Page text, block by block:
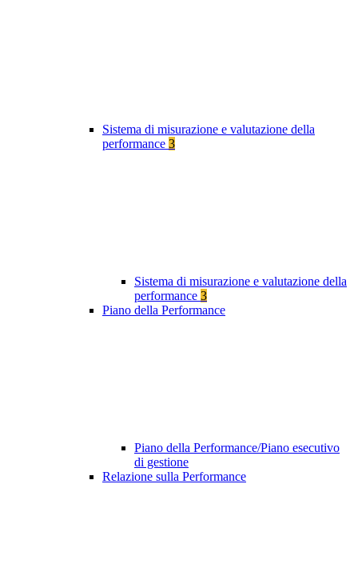
Sistema di misurazione e valutazione della
performance 3
Sistema di misurazione e valutazione della
performance 3
Piano della Performance
Piano della Performance/Piano esecutivo
di gestione
Relazione sulla Performance